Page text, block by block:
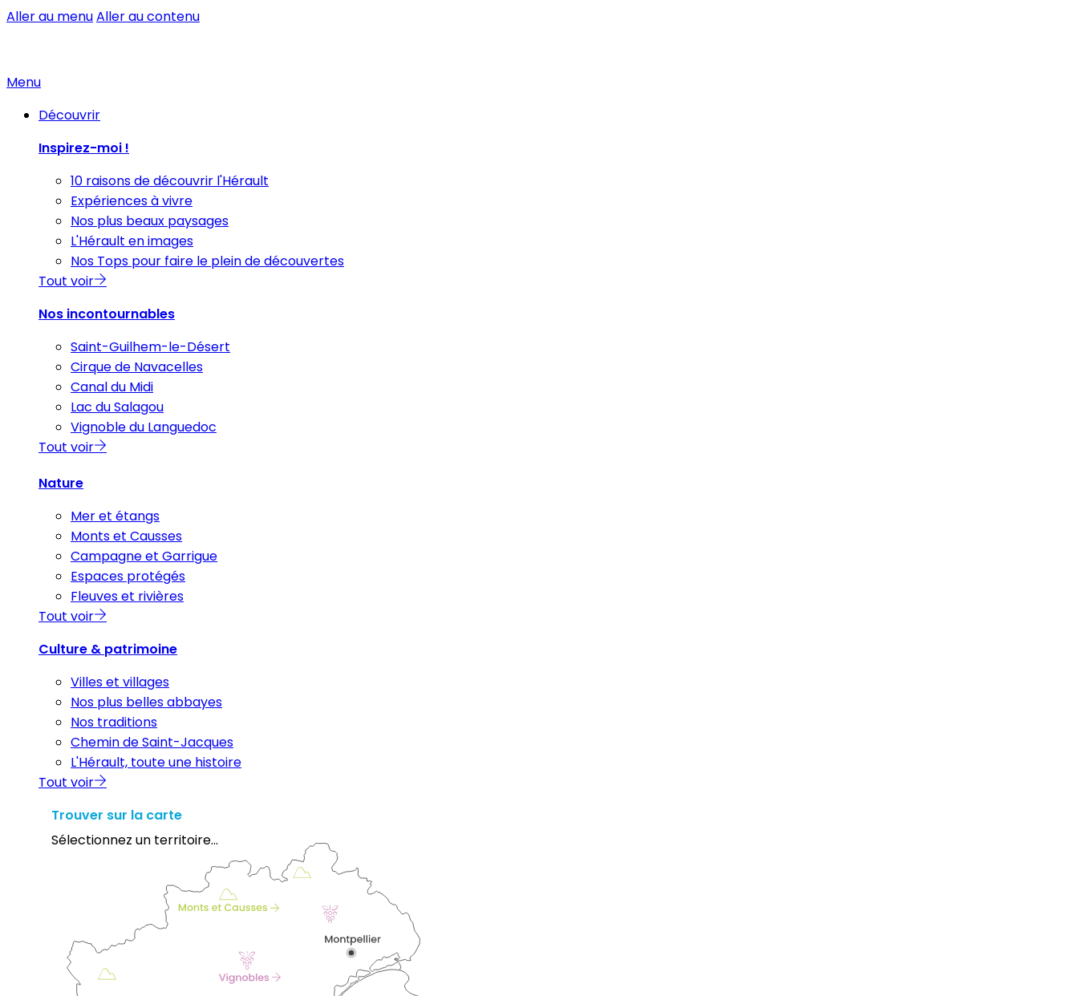
Aller au menuAller au contenu
Menu
Découvrir
Inspirez-moi !
10 raisons de découvrir l'Hérault
Expériences à vivre
Nos plus beaux paysages
L'Hérault en images
Nos Tops pour faire le plein de découvertes
Tout voir
Nos incontournables
Saint-Guilhem-le-Désert
Cirque de Navacelles
Canal du Midi
Lac du Salagou
Vignoble du Languedoc
Tout voir
Nature
Mer et étangs
Monts et Causses
Campagne et Garrigue
Espaces protégés
Fleuves et rivières
Tout voir
Culture & patrimoine
Villes et villages
Nos plus belles abbayes
Nos traditions
Chemin de Saint-Jacques
L'Hérault, toute une histoire
Tout voir
Trouver sur la carte
Sélectionnez un territoire...